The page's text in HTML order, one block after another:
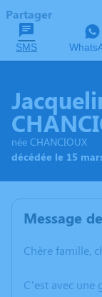
Partager
SMS
née CHANCIOUX
décédée le 15
Message
Chère famille,
C’est avec